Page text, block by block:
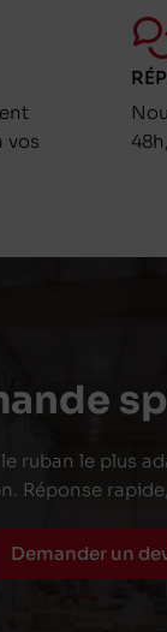
vos
ruban le plus
Réponse
Demander un